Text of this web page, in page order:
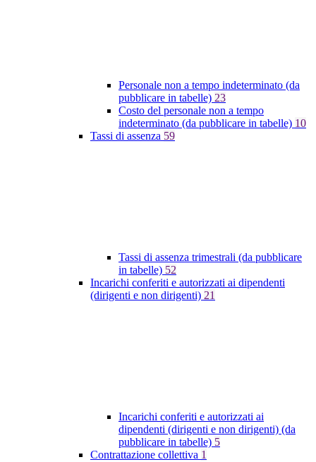
Personale non a tempo indeterminato (da
pubblicare in tabelle) 23
Costo del personale non a tempo
indeterminato (da pubblicare in tabelle) 10
Tassi di assenza 59
Tassi di assenza trimestrali (da pubblicare
in tabelle) 52
Incarichi conferiti e autorizzati ai dipendenti
(dirigenti e non dirigenti) 21
Incarichi conferiti e autorizzati ai
dipendenti (dirigenti e non dirigenti) (da
pubblicare in tabelle) 5
Contrattazione collettiva 1